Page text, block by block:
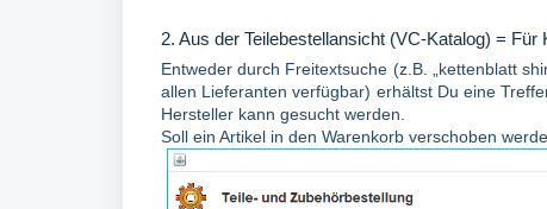
2. Aus der Teilebestellansicht (VC-Katalog) = Für
Entweder durch Freitextsuche (z.B. „kettenblatt
allen Lieferanten verfügbar) erhältst Du eine
Hersteller kann gesucht werden.
Soll ein Artikel in den Warenkorb verschoben